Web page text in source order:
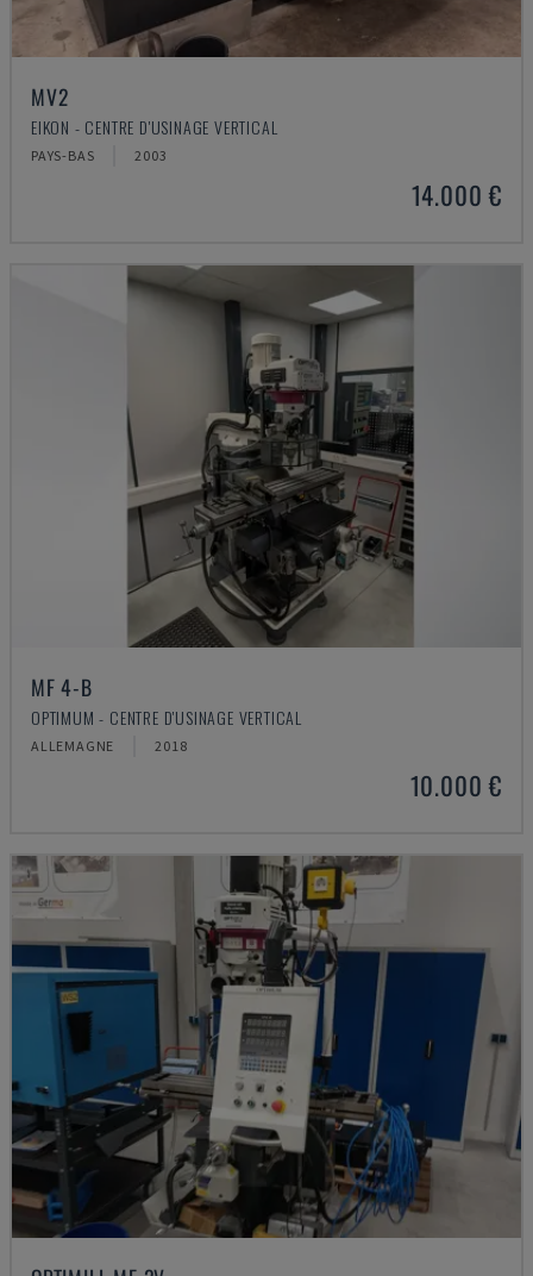
MV2
EIKON - CENTRE D'USINAGE VERTICAL
PAYS-BAS 2003
14.000 €
MF 4-B
OPTIMUM - CENTRE D'USINAGE VERTICAL
ALLEMAGNE 2018
10.000 €